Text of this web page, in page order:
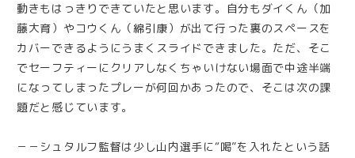
動きもはっきりできていたと思います。自分もダイくん（加
藤大育）やコウくん（綿引康）が出て行った裏のスペースを
カバーできるようにうまくスライドできました。ただ、そこ
でセーフティーにクリアしなくちゃいけない場面で中途半端
になってしまったプレーが何回かあったので、そこは次の課
題だと感じています。
－－シュタルフ監督は少し山内選手に“喝”を入れたという話